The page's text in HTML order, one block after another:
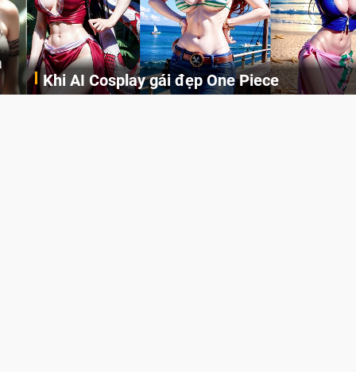
Khi AI Cosplay gái đẹp One Piece